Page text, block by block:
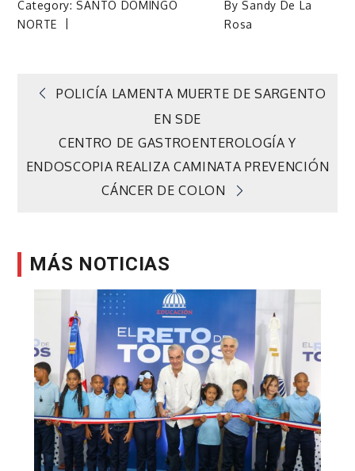
Category: SANTO DOMINGO
NORTE
By Sandy De La
Rosa
Navegación
de
entradas
POLICÍA LAMENTA MUERTE DE SARGENTO
EN SDE
CENTRO DE GASTROENTEROLOGÍA Y
ENDOSCOPIA REALIZA CAMINATA PREVENCIÓN
CÁNCER DE COLON
MÁS NOTICIAS